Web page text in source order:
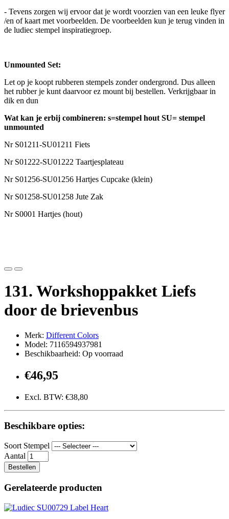
- Tevens zorgen wij ervoor dat je wordt voorzien van een leuke flyer
/en of kaart met voorbeelden. De voorbeelden kun je terug vinden in
de ludiec stempel inspiratiegroep.
Unmounted Set:
Let op je koopt rubberen stempels zonder ondergrond. Dus alleen
het rubber je kunt daarvoor ez mount bij bestellen. Verkrijgbaar in
dik en dun
Wat kan je erbij combineren: s=stempel hout SU= stempel
unmounted
Nr S01211-SU01211 Fiets
Nr S01222-SU01222 Taartjesplateau
Nr S01256-SU01256 Hartjes Cupcake (klein)
Nr S01258-SU01258 Jute Zak
Nr S0001 Hartjes (hout)
131. Workshoppakket Liefs
door de brievenbus
Merk: Different Colors
Model: 7116594937981
Beschikbaarheid: Op voorraad
€46,95
Excl. BTW: €38,80
Beschikbare opties:
Soort Stempel
Aantal
Bestellen
Gerelateerde producten